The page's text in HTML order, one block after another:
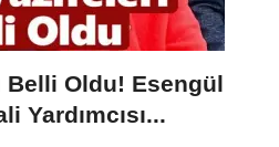
Belli Oldu! Esengül
Yardımcısı...